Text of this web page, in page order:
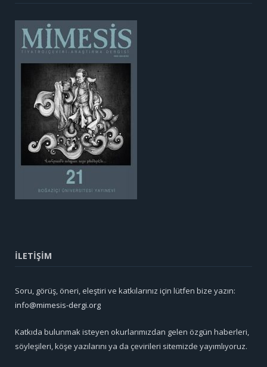
İLETİŞİM
Soru, görüş, öneri, eleştiri ve katkılarınız için lütfen bize yazın:
info@mimesis-dergi.org
Katkıda bulunmak isteyen okurlarımızdan gelen özgün haberleri,
söyleşileri, köşe yazılarını ya da çevirileri sitemizde yayımlıyoruz.